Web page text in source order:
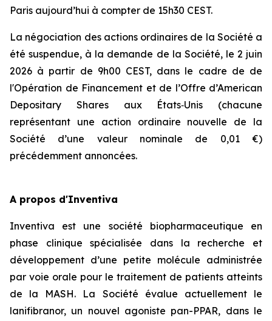
Paris aujourd’hui à compter de 15h30 CEST.
La négociation des actions ordinaires de la Société a
été suspendue, à la demande de la Société, le 2 juin
2026 à partir de 9h00 CEST, dans le cadre de de
l'Opération de Financement et de l’Offre d’American
Depositary Sharesaux États‑Unis (chacune
représentant une action ordinaire nouvelle de la
Société d’une valeur nominale de 0,01 €)
précédemment annoncées.
A propos d'Inventiva
Inventiva est une société biopharmaceutique en
phase clinique spécialisée dans la recherche et
développement d’une petite molécule administrée
par voie orale pour le traitement de patients atteints
de la MASH. La Société évalue actuellement le
lanifibranor, un nouvel agoniste pan-PPAR, dans le